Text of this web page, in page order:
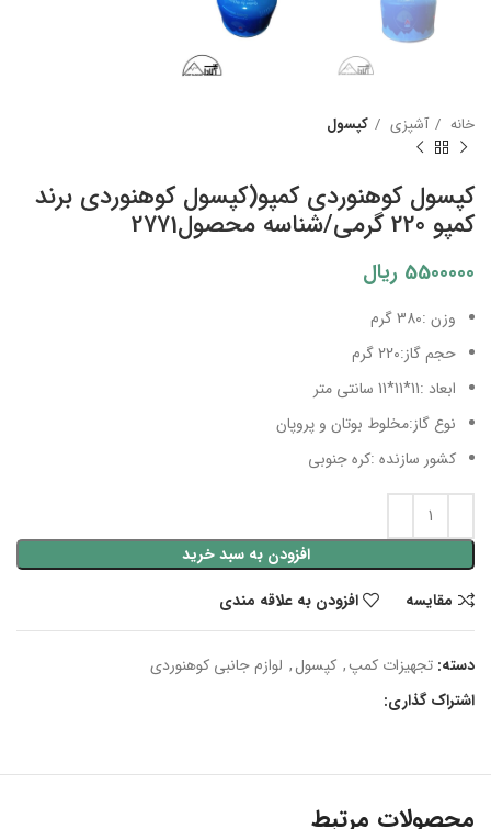
خانه آشپزی کپسول
کپسول کوهنوردی کمپو(کپسول کوهنوردی برند
کمپو 220 گرمی/شناسه محصول2771
5500000 ریال
وزن :380 گرم
حجم گاز:220 گرم
ابعاد :11*11*11 سانتی متر
نوع گاز:مخلوط بوتان و پروپان
کشور سازنده :کره جنوبی
افزودن به سبد خرید
مقایسه
افزودن به علاقه مندی
دسته: تجهیزات کمپ, کپسول, لوازم جانبی کوهنوردی
اشتراک گذاری:
محصولات مرتبط